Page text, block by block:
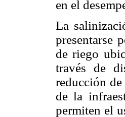
en el
La
presentarse
de riego
través de
reducción
de la
permiten el